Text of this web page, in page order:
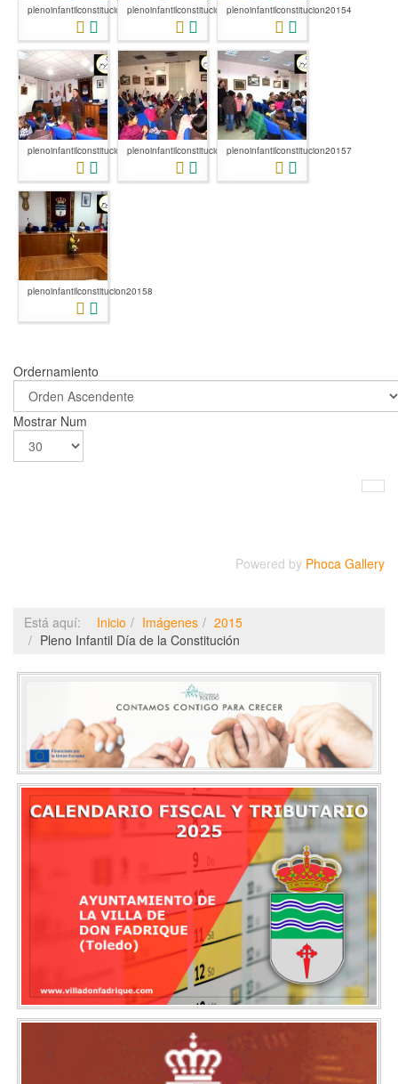
plenoinfantilconstitucion20152plenoinfantilconstitucion20153plenoinfantilconstitucion20154
plenoinfantilconstitucion20155plenoinfantilconstitucion20156plenoinfantilconstitucion20157
plenoinfantilconstitucion20158
Ordernamiento
Mostrar Num
Powered by Phoca Gallery
Está aquí: Inicio Imágenes
2015
Pleno Infantil Día de la Constitución